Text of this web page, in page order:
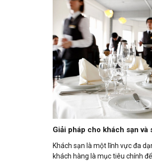
Giải pháp cho khách sạn và
Khách sạn là một lĩnh vực đa
khách hàng là mục tiêu chính